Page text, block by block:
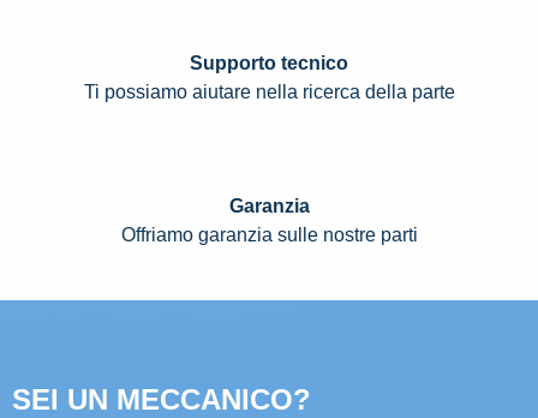
Supporto tecnico
Ti possiamo aiutare nella ricerca della parte
Garanzia
Offriamo garanzia sulle nostre parti
SEI UN MECCANICO?